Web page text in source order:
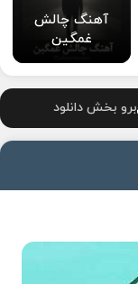
آهنگ چالش
غمگین
برو بخش دانلود